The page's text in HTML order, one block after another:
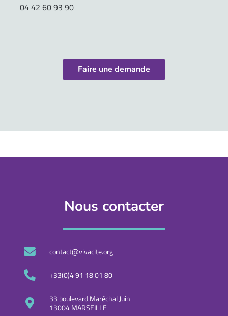
04 42 60 93 90
Faire une demande
Nous contacter
contact@vivacite.org
+33(0)4 91 18 01 80
33 boulevard Maréchal Juin
13004 MARSEILLE